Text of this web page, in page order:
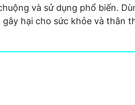
và sử dụng phổ biến.
hại cho sức khỏe và thân